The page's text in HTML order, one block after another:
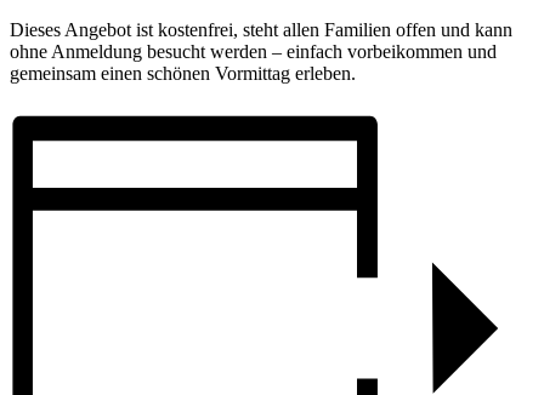
Dieses Angebot ist kostenfrei, steht allen Familien offen und kann
ohne Anmeldung besucht werden – einfach vorbeikommen und
gemeinsam einen schönen Vormittag erleben.